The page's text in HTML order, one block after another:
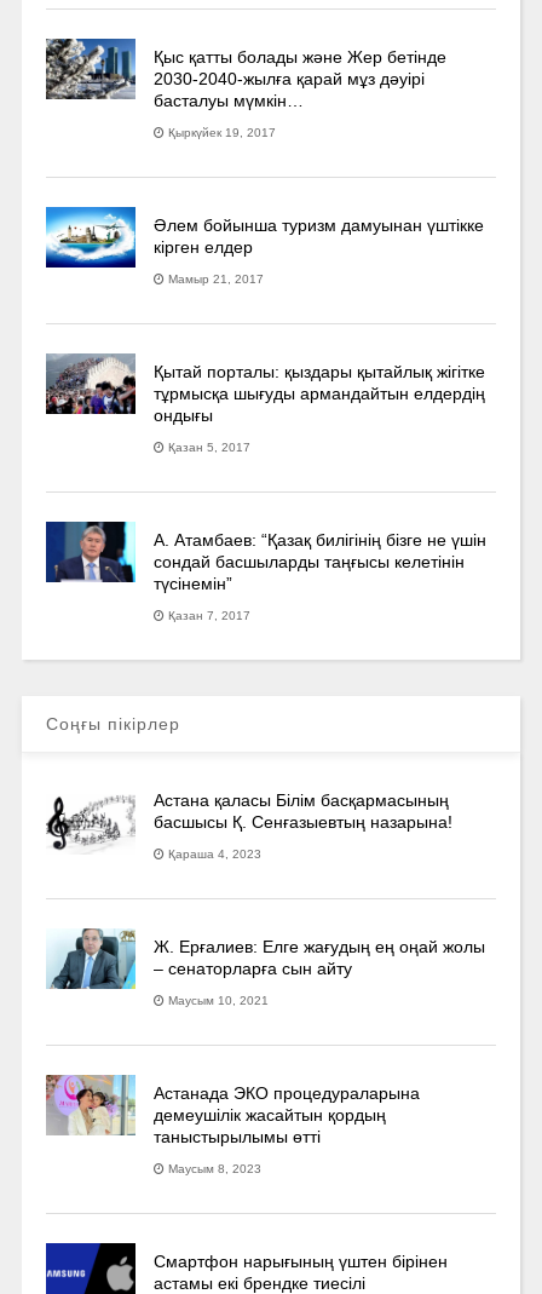
Қыс қатты болады және Жер бетінде
2030-2040­-жылға қарай мұз дәуірі
басталуы мүмкін…
Қыркүйек 19, 2017
Әлем бойынша туризм дамуынан үштікке
кірген елдер
Мамыр 21, 2017
Қытай порталы: қыздары қытайлық жігітке
тұрмысқа шығуды армандайтын елдердің
ондығы
Қазан 5, 2017
А. Атамбаев: “Қазақ билігінің бізге не үшін
сондай басшыларды таңғысы келетінін
түсінемін”
Қазан 7, 2017
Соңғы пікірлер
Астана қаласы Білім басқармасының
басшысы Қ. Сенғазыевтың назарына!
Қараша 4, 2023
Ж. Ерғалиев: Елге жағудың ең оңай жолы
– сенаторларға сын айту
Маусым 10, 2021
Астанада ЭКО процедураларына
демеушілік жасайтын қордың
таныстырылымы өтті
Маусым 8, 2023
Смартфон нарығының үштен бірінен
астамы екі брендке тиесілі